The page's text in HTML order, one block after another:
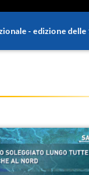
- edizione delle